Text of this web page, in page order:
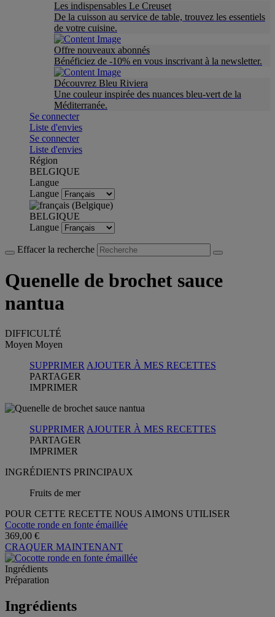
Les indispensables Le Creuset
De la cuisson au service de table, trouvez les essentiels
de votre cuisine.
Offre nouveaux abonnés
Bénéficiez de -10% en vous inscrivant à la newsletter.
Découvrez Bleu Riviera
Une couleur inspirée des nuances bleu-vert de la
Méditerranée.
Se connecter
Liste d'envies
Se connecter
Liste d'envies
Région
BELGIQUE
Langue
Langue
BELGIQUE
Langue
Effacer la recherche
Quenelle de brochet sauce
nantua
DIFFICULTÉ
Moyen Moyen
SUPPRIMER AJOUTER À MES RECETTES
PARTAGER
IMPRIMER
SUPPRIMER AJOUTER À MES RECETTES
PARTAGER
IMPRIMER
INGRÉDIENTS PRINCIPAUX
Fruits de mer
POUR CETTE RECETTE NOUS AIMONS UTILISER
Cocotte ronde en fonte émaillée
369,00 €
CRAQUER MAINTENANT
Ingrédients
Préparation
Ingrédients